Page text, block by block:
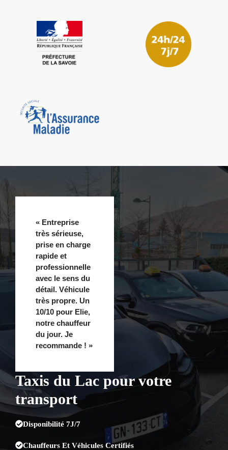
Taxis du Lac pour votre
transport
Disponibilité 7J/7
Chauffeurs Et Véhicules Certifiés
« Entreprise
très sérieuse,
prise en charge
rapide et
professionnelle
avec le sens du
détail. Véhicule
très propre. Un
10/10 pour Elie,
notre chauffeur
du jour. Je
recommande ! »